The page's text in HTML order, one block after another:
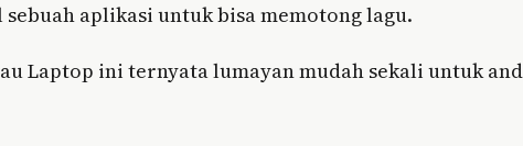
aplikasi untuk bisa memotong lagu.
Laptop ini ternyata lumayan mudah sekali untuk